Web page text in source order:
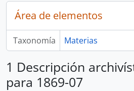
Área de elementos
Taxonomía Materias
1 Descripción
para 1869-07